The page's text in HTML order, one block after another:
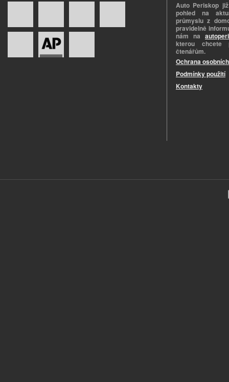
Auto Periskop
pohled na
průmyslu z
pravidelně
nám na
kterou chcete
čtenářům.
Ochrana
Podmínky použití
Kontakty